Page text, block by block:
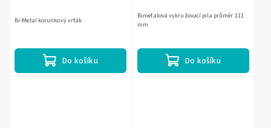
Do košíku
Bi-Metal korunkový vrták
Do košíku
Bimetalová vykružovací pila průměr 111
mm